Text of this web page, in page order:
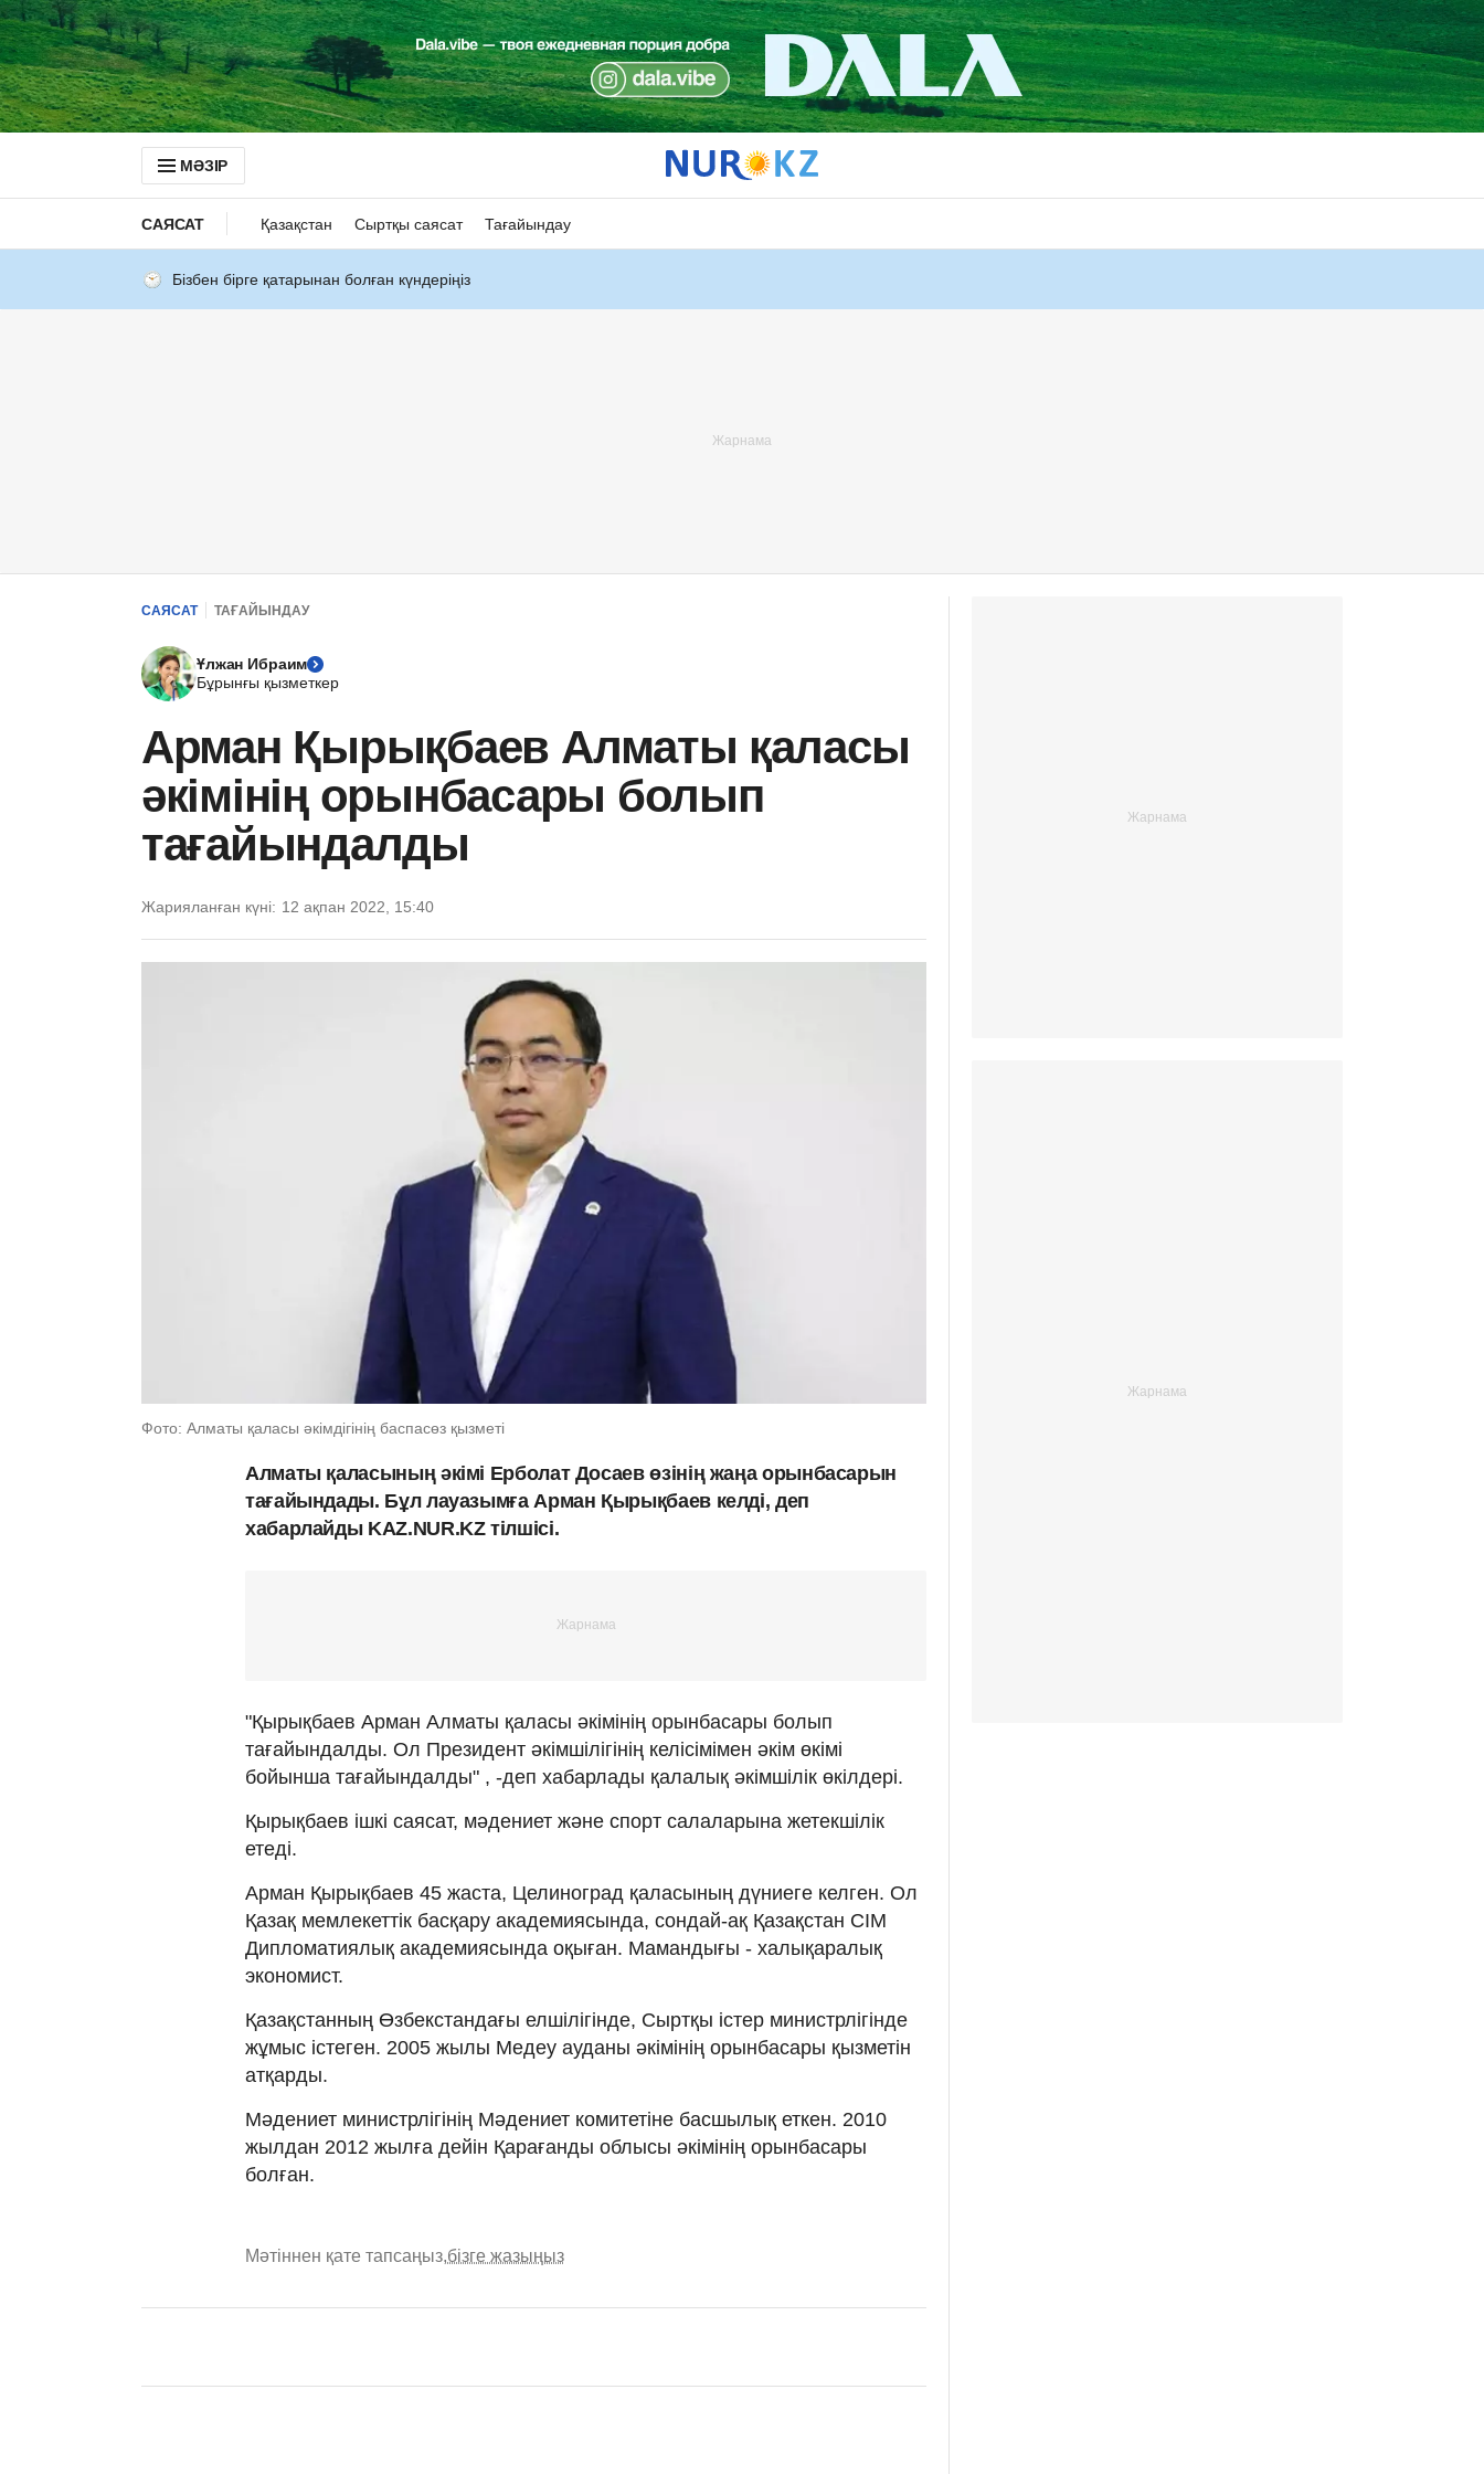
МӘЗІР
САЯСАТ Қазақстан Сыртқы саясат Тағайындау
Бізбен бірге қатарынан болған күндеріңіз
САЯСАТ ТАҒАЙЫНДАУ
Ұлжан Ибраим
Бұрынғы қызметкер
Арман Қырықбаев Алматы қаласы
әкімінің орынбасары болып
тағайындалды
Жарияланған күні: 12 ақпан 2022, 15:40
Фото: Алматы қаласы әкімдігінің баспасөз қызметі
Алматы қаласының әкімі Ерболат Досаев өзінің жаңа орынбасарын
тағайындады. Бұл лауазымға Арман Қырықбаев келді, деп
хабарлайды KAZ.NUR.KZ тілшісі.
"Қырықбаев Арман Алматы қаласы әкімінің орынбасары болып
тағайындалды. Ол Президент әкімшілігінің келісімімен әкім өкімі
бойынша тағайындалды" , -деп хабарлады қалалық әкімшілік өкілдері.
Қырықбаев ішкі саясат, мәдениет және спорт салаларына жетекшілік
етеді.
Арман Қырықбаев 45 жаста, Целиноград қаласының дүниеге келген. Ол
Қазақ мемлекеттік басқару академиясында, сондай-ақ Қазақстан СІМ
Дипломатиялық академиясында оқыған. Мамандығы - халықаралық
экономист.
Қазақстанның Өзбекстандағы елшілігінде, Сыртқы істер министрлігінде
жұмыс істеген. 2005 жылы Медеу ауданы әкімінің орынбасары қызметін
атқарды.
Мәдениет министрлігінің Мәдениет комитетіне басшылық еткен. 2010
жылдан 2012 жылға дейін Қарағанды облысы әкімінің орынбасары
болған.
Мәтіннен қате тапсаңыз,бізге жазыңыз